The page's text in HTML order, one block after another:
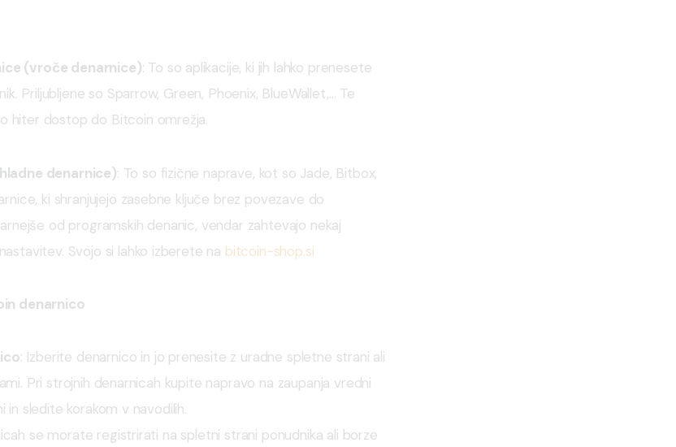
(vroče denarnice): To so aplikacije, ki jih lahko prenesete
Priljubljene so Sparrow, Green, Phoenix, BlueWallet,… Te
hiter dostop do Bitcoin omrežja.
denarnice): To so fizične naprave, kot so Jade, Bitbox,
ki shranjujejo zasebne ključe brez povezave do
od programskih denanic, vendar zahtevajo nekaj
Svojo si lahko izberete na bitcoin-shop.si
denarnico
: Izberite denarnico in jo prenesite z uradne spletne strani ali
Pri strojnih denarnicah kupite napravo na zaupanja vredni
in sledite korakom v navodilih.
se morate registrirati na spletni strani ponudnika ali borze